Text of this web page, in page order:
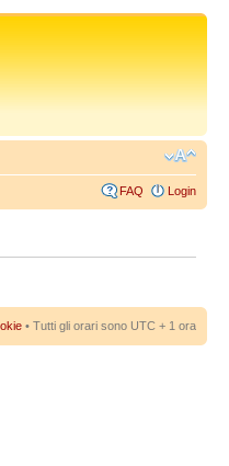
FAQ Login
• Tutti gli orari sono UTC + 1 ora